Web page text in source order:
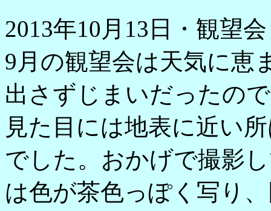
2013年10月13日・観望会
9月の観望会は天気に恵
出さずじまいだったの
見た目には地表に近い
でした。おかげで撮影
は色が茶色っぽく写り